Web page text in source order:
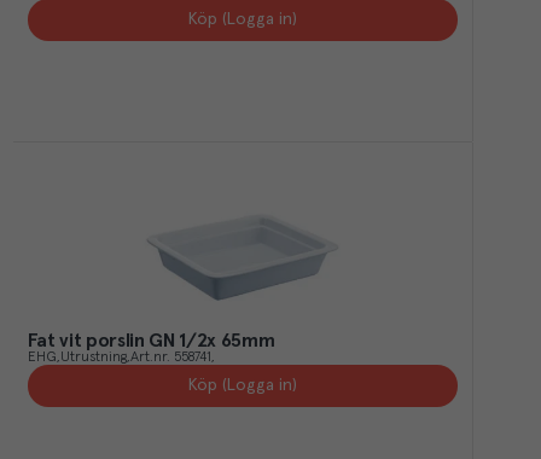
Köp (Logga in)
Fat vit porslin GN 1/2x 65mm
EHG Utrustning Art.nr. 558741
Köp (Logga in)